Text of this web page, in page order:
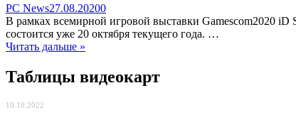
Categories
PC NewsPosted
on
27.08.20200comments
on
iD
трейлер
В рамках всемирной игровой выставки Gamescom2020 iD
состоится уже 20 октября текущего года. …
Читать дальше »
Таблицы видеокарт
10.10.2022